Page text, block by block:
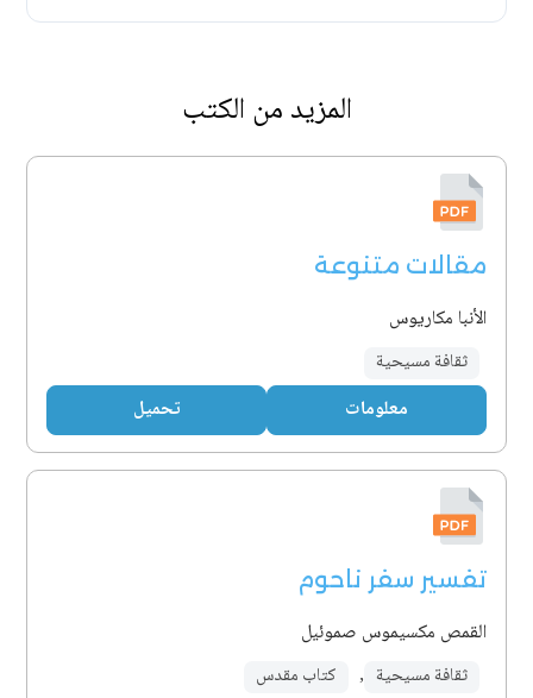
المزيد من الكتب
مقالات متنوعة
الأنبا مكاريوس
ثقافة مسيحية
معلومات تحميل
تفسير سفر ناحوم
القمص مكسيموس صموئيل
ثقافة مسيحية , كتاب مقدس